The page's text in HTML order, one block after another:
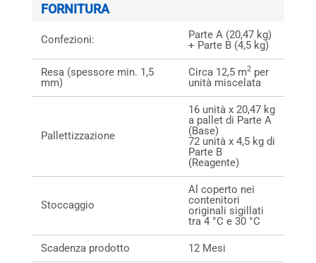
FORNITURA
Confezioni:
Parte A (20,47 kg)
+ Parte B (4,5 kg)
Resa (spessore min. 1,5
mm)
Circa 12,5 m2 per
unità miscelata
Pallettizzazione
16 unità x 20,47 kg
a pallet di Parte A
(Base)
72 unità x 4,5 kg di
Parte B
(Reagente)
Stoccaggio
Al coperto nei
contenitori
originali sigillati
tra 4 °C e 30 °C
Scadenza prodotto 12 Mesi